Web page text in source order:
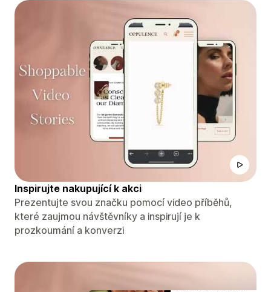
Inspirujte nakupující k akci
Prezentujte svou značku pomocí video příběhů,
které zaujmou návštěvníky a inspirují je k
prozkoumání a konverzi